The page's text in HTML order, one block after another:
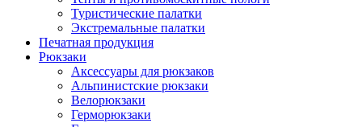
Туристические палатки
Экстремальные палатки
Печатная продукция
Рюкзаки
Аксессуары для рюкзаков
Альпинистские рюкзаки
Велорюкзаки
Герморюкзаки